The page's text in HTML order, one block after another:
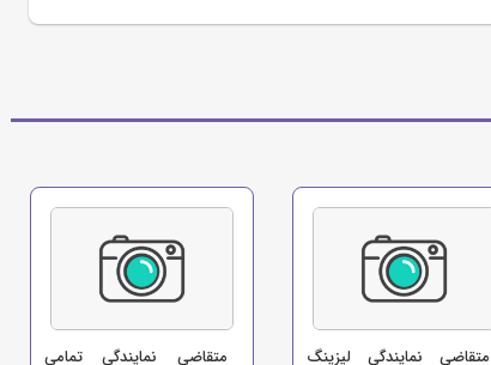
متقاضی نمایندگی لیزینگ
متقاضی نمایندگی تمامی